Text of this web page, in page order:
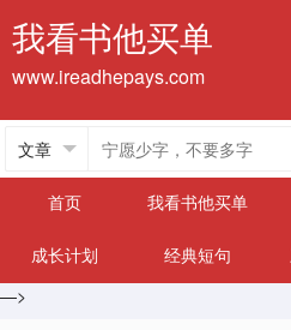
我看书他买单
www.ireadhepays.com
首页
我看书他买单
成长计划 经典短句
—>